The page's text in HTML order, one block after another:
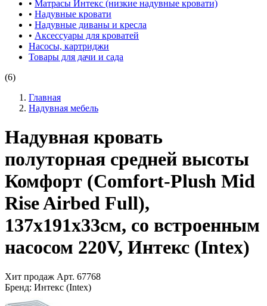
• Матрасы Интекс (низкие надувные кровати)
• Надувные кровати
• Надувные диваны и кресла
• Аксессуары для кроватей
Насосы, картриджи
Товары для дачи и сада
(6)
Главная
Надувная мебель
Надувная кровать
полуторная средней высоты
Комфорт (Comfort-Plush Mid
Rise Airbed Full),
137x191х33см, со встроенным
насосом 220V, Интекс (Intex)
Хит продаж Арт. 67768
Бренд: Интекс (Intex)